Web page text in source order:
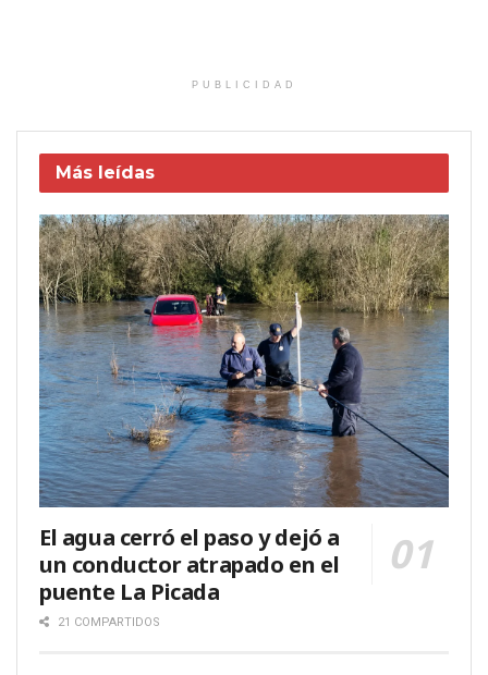
PUBLICIDAD
Más leídas
El agua cerró el paso y dejó a
un conductor atrapado en el
puente La Picada
21 COMPARTIDOS